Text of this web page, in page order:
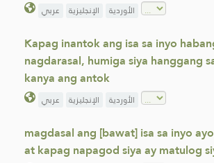
عربي الإنجليزية الأوردية
Kapag inantok ang isa sa inyo
nagdarasal, humiga siya hanggang
kanya ang antok
عربي الإنجليزية الأوردية
magdasal ang [bawat] isa sa inyo
at kapag napagod siya ay matulog